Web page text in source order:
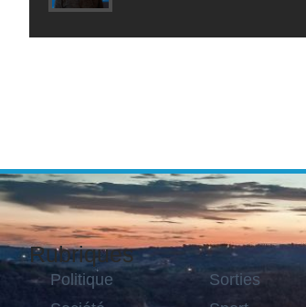
Rubriques
Politique
Sorties